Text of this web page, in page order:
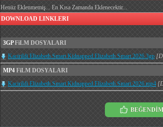
Henüz Eklenmemiş... En Kısa Zamanda Eklenecektir...
DOWNLOAD LINKLERI
3GPFiLM DOSYALARI
Kacirildi.Elizabeth.Smart.Kidnapped.Elizabeth.Smart.2026.3gp
MP4 FiLM DOSYALARI
Kacirildi.Elizabeth.Smart.Kidnapped.Elizabeth.Smart.2026.mp4
BEĞENDİM